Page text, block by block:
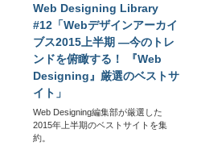
Web Designing Library
#12「Webデザインアーカイ
ブス2015上半期 ―今のトレ
ンドを俯瞰する！ 『Web
Designing』厳選のベストサ
イト」
Web Designing編集部が厳選した
2015年上半期のベストサイトを集
約。